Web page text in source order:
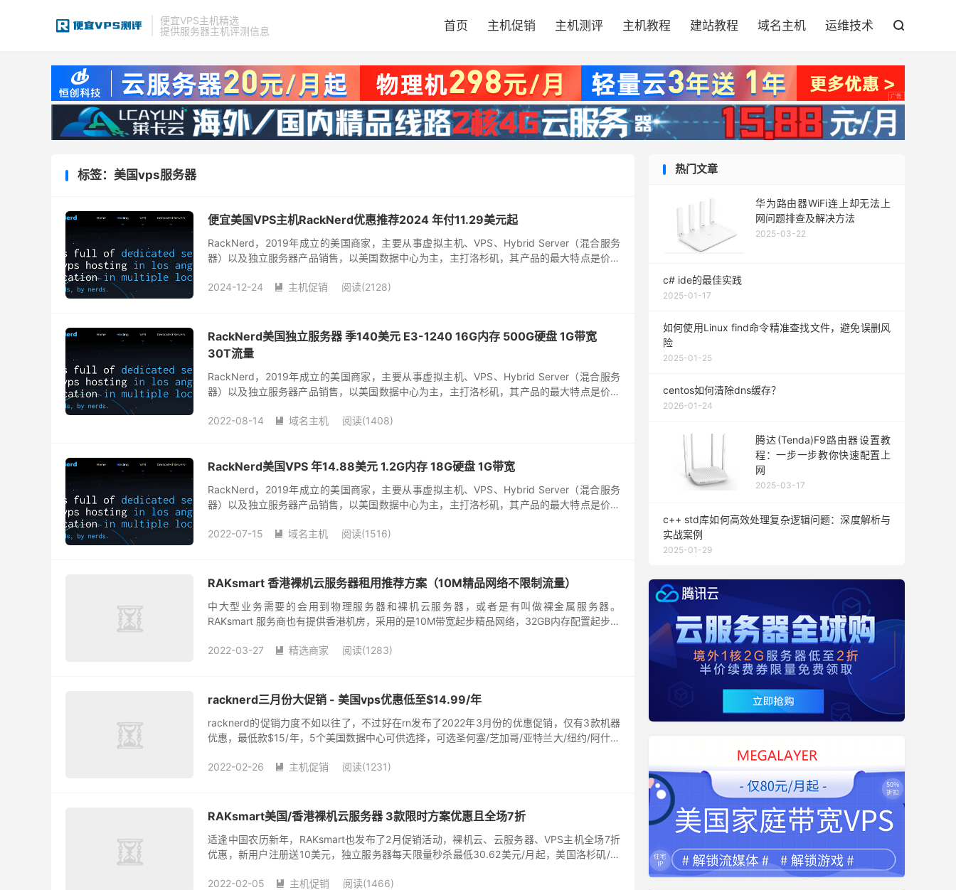
便宜VPS主机精选
提供服务器主机评测信息
首页 主机促销 主机测评 主机教程 建站教程 域名主机 运维技术 
标签：美国vps服务器
便宜美国VPS主机RackNerd优惠推荐2024 年付11.29美元起
RackNerd，2019年成立的美国商家，主要从事虚拟主机、VPS、Hybrid Server（混合服务
器）以及独立服务器产品销售，以美国数据中心为主，主打洛杉矶，其产品的最大特点是价格
2024-12-24
 主机促销 阅读(2128)
RackNerd美国独立服务器 季140美元 E3-1240 16G内存 500G硬盘 1G带宽
30T流量
RackNerd，2019年成立的美国商家，主要从事虚拟主机、VPS、Hybrid Server（混合服务
器）以及独立服务器产品销售，以美国数据中心为主，主打洛杉矶，其产品的最大特点是价格
2022-08-14
 域名主机 阅读(1408)
RackNerd美国VPS 年14.88美元 1.2G内存 18G硬盘 1G带宽
RackNerd，2019年成立的美国商家，主要从事虚拟主机、VPS、Hybrid Server（混合服务
器）以及独立服务器产品销售，以美国数据中心为主，主打洛杉矶，其产品的最大特点是价格
2022-07-15
 域名主机 阅读(1516)
RAKsmart 香港裸机云服务器租用推荐方案（10M精品网络不限制流量）
中大型业务需要的会用到物理服务器和裸机云服务器，或者是有叫做裸金属服务器。
RAKsmart 服务商也有提供香港机房，采用的是10M带宽起步精品网络，32GB内存配置起步，
2022-03-27
 精选商家 阅读(1283)
racknerd三月份大促销 - 美国vps优惠低至$14.99/年
racknerd的促销力度不如以往了，不过好在rn发布了2022年3月份的优惠促销，仅有3款机器
优惠，最低款$15/年，5个美国数据中心可供选择，可选圣何塞/芝加哥/亚特兰大/纽约/阿什本
2022-02-26
 主机促销 阅读(1231)
RAKsmart美国/香港裸机云服务器 3款限时方案优惠且全场7折
适逢中国农历新年，RAKsmart也发布了2月促销活动，裸机云、云服务器、VPS主机全场7折
优惠，新用户注册送10美元，独立服务器每天限量秒杀最低30.62美元/月起，美国洛杉矶/圣
2022-02-05
 主机促销 阅读(1466)
热门文章
华为路由器WiFi连上却无法上
网问题排查及解决方法
2025-03-22
c# ide的最佳实践
2025-01-17
如何使用Linux find命令精准查找文件，避免误删风
险
2025-01-25
centos如何清除dns缓存？
2026-01-24
腾达(Tenda)F9路由器设置教
程：一步一步教你快速配置上
网
2025-03-17
c++ std库如何高效处理复杂逻辑问题：深度解析与
实战案例
2025-01-29